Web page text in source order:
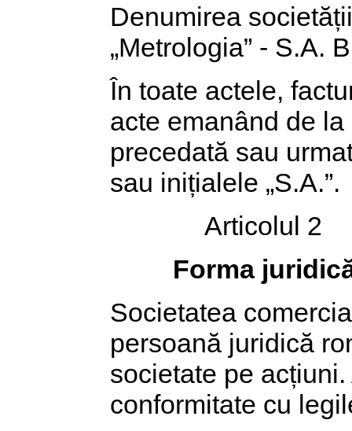
Denumirea
„Metrologia” - S.A.
În toate actele,
acte emanând de
precedată sau
sau inițialele „S.A.”.
Articolul 2
Forma
Societatea
persoană juridică
societate pe
conformitate cu